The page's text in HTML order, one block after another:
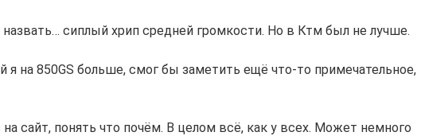
назвать… сиплый хрип средней громкости. Но в Ктм был не лучше.
я на 850GS больше, смог бы заметить ещё что-то примечательное,
на сайт, понять что почём. В целом всё, как у всех. Может немного